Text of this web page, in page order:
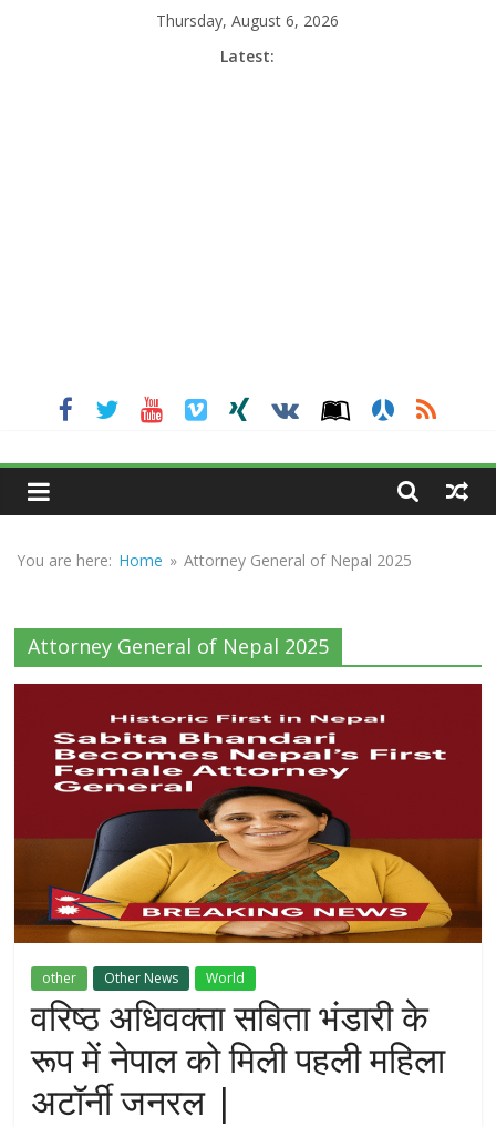
Thursday, August 6, 2026
Latest:
MGNEWSINDIA
Sach
You are here: Home » Attorney General of Nepal 2025
Attorney General of Nepal 2025
other Other News World
वरिष्ठ अधिवक्ता सबिता भंडारी के
रूप में नेपाल को मिली पहली महिला
अटॉर्नी जनरल |